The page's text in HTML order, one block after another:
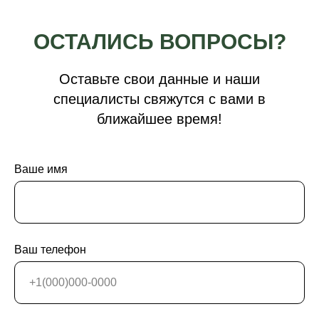
ОСТАЛИСЬ ВОПРОСЫ?
Оставьте свои данные и наши
специалисты свяжутся с вами в
ближайшее время!
Ваше имя
Ваш телефон